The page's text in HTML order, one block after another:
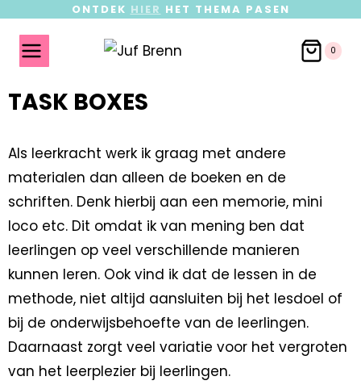
ONTDEK HIER HET THEMA PASEN
0
TASK BOXES
Als leerkracht werk ik graag met andere
materialen dan alleen de boeken en de
schriften. Denk hierbij aan een memorie, mini
loco etc. Dit omdat ik van mening ben dat
leerlingen op veel verschillende manieren
kunnen leren. Ook vind ik dat de lessen in de
methode, niet altijd aansluiten bij het lesdoel of
bij de onderwijsbehoefte van de leerlingen.
Daarnaast zorgt veel variatie voor het vergroten
van het leerplezier bij leerlingen.